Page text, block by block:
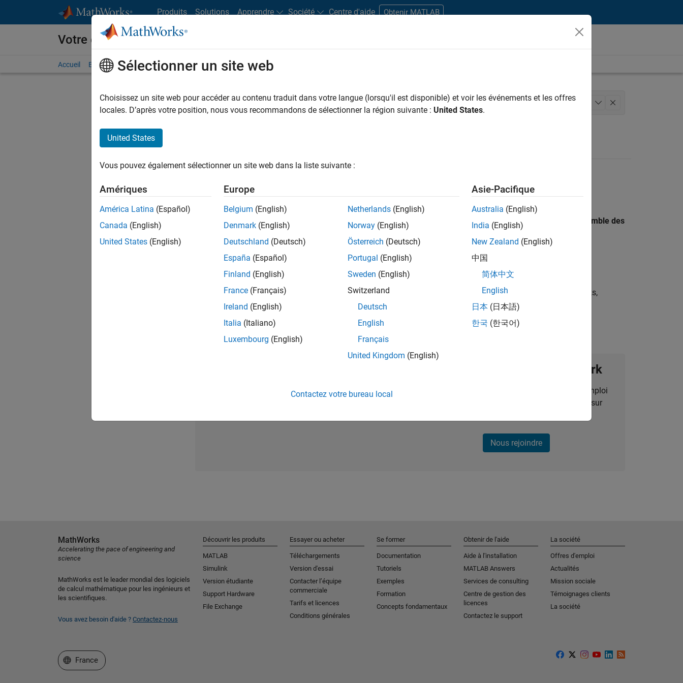
Produits Solutions Apprendre Société Centre d'aide Obtenir MATLAB
Votre carrière chez MathWorks
Accueil Explorer nos opportunités Adresses de nos bureaux Étudiants et carrières
FILTRER PAR Programme destiné aux nouvelles carrières (EDG) Support avancé Infrastructure et architecture Ingénierie de la qualité
Les descriptions de poste n’ont pas toutes été traduites. Effectuez une recherche par lieu pour trouver l’ensemble des
opportunités de votre région.
Senior Software Quality Engineer
Senior Software Quality Engineer
FR-Meudon| Ingénierie de la qualité | Expérimenté(e)
Leverage your C/C++ development skills to design and develop test strategies, scalable test frameworks,
automated test suites, Hands-on testing for Polyspace.
Rejoignez notre Talent Network
Recevez des alertes pour des opportunités d'emploi
personnalisées, des articles et des actualités sur
Nous rejoindre
Sélectionner un site web
Choisissez un site web pour accéder au contenu traduit dans votre langue (lorsqu'il est disponible) et voir les événements et les offres
locales. D’après votre position, nous vous recommandons de sélectionner la région suivante : United States.
United States
Vous pouvez également sélectionner un site web dans la liste suivante :
Amériques
América Latina (Español)
Canada (English)
United States (English)
Europe
Belgium (English)
Denmark (English)
Deutschland (Deutsch)
España (Español)
Finland (English)
France (Français)
Ireland (English)
Italia (Italiano)
Luxembourg (English)
Netherlands (English)
Norway (English)
Österreich (Deutsch)
Portugal (English)
Sweden (English)
Switzerland
Deutsch
English
Français
United Kingdom (English)
Asie-Pacifique
Australia (English)
India (English)
New Zealand (English)
中国
简体中文
English
日本 (日本語)
한국 (한국어)
Contactez votre bureau local
MathWorks
Accelerating the pace of engineering and
science
MathWorks est le leader mondial des logiciels
de calcul mathématique pour les ingénieurs et
les scientifiques.
Vous avez besoin d'aide ? Contactez-nous
Découvrir les produits
MATLAB
Simulink
Version étudiante
Support Hardware
File Exchange
Essayer ou acheter
Téléchargements
Version d'essai
Contacter l’équipe
commerciale
Tarifs et licences
Conditions générales
Se former
Documentation
Tutoriels
Exemples
Formation
Concepts fondamentaux
Obtenir de l'aide
Aide à l'installation
MATLAB Answers
Services de consulting
Centre de gestion des
licences
Contactez le support
La société
Offres d'emploi
Actualités
Mission sociale
Témoignages clients
La société
Sélectionner un site web
France